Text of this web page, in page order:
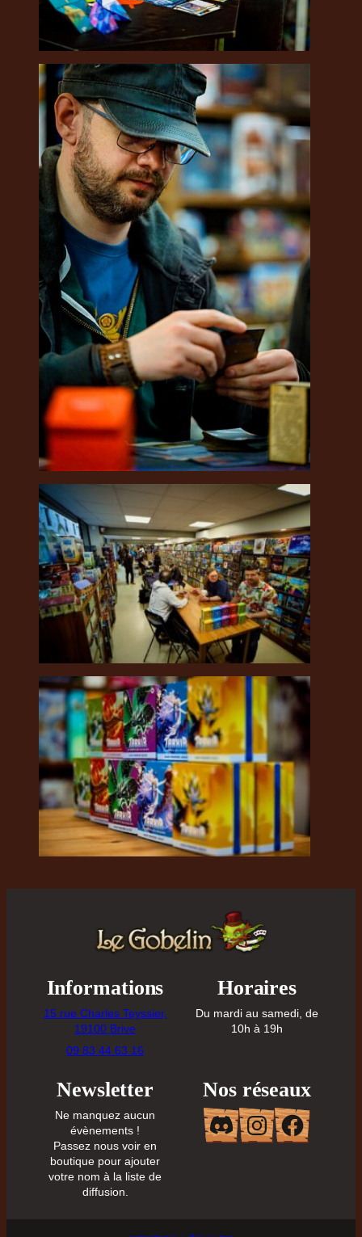
Informations
15 rue Charles Teyssier,
19100 Brive
09 83 44 63 16
Horaires
Du mardi au samedi, de
10h à 19h
Newsletter
Ne manquez aucun
évènements !
Passez nous voir en
boutique pour ajouter
votre nom à la liste de
diffusion.
Nos réseaux
Discord